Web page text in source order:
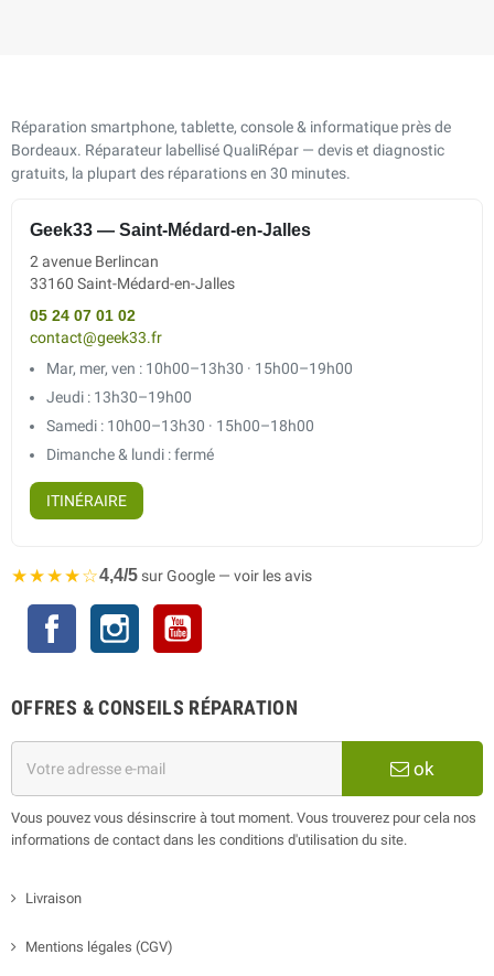
Réparation smartphone, tablette, console & informatique près de
Bordeaux. Réparateur labellisé QualiRépar — devis et diagnostic
gratuits, la plupart des réparations en 30 minutes.
Geek33 — Saint-Médard-en-Jalles
2 avenue Berlincan
33160 Saint-Médard-en-Jalles
05 24 07 01 02
contact@geek33.fr
Mar, mer, ven : 10h00–13h30 · 15h00–19h00
Jeudi : 13h30–19h00
Samedi : 10h00–13h30 · 15h00–18h00
Dimanche & lundi : fermé
ITINÉRAIRE
★★★★☆4,4/5sur Google — voir les avis
Facebook Instagram
OFFRES & CONSEILS RÉPARATION
ok
Vous pouvez vous désinscrire à tout moment. Vous trouverez pour cela nos
informations de contact dans les conditions d'utilisation du site.
Livraison
Mentions légales (CGV)